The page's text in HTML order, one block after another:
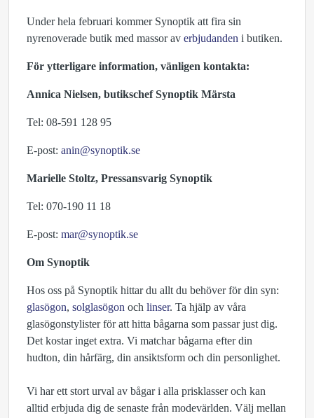
Under hela februari kommer Synoptik att fira sin
nyrenoverade butik med massor av erbjudanden i butiken.
För ytterligare information, vänligen kontakta:
Annica Nielsen, butikschef Synoptik Märsta
Tel: 08-591 128 95
E-post: anin@synoptik.se
Marielle Stoltz, Pressansvarig Synoptik
Tel: 070-190 11 18
E-post: mar@synoptik.se
Om Synoptik
Hos oss på Synoptik hittar du allt du behöver för din syn:
glasögon, solglasögon och linser. Ta hjälp av våra
glasögonstylister för att hitta bågarna som passar just dig.
Det kostar inget extra. Vi matchar bågarna efter din
hudton, din hårfärg, din ansiktsform och din personlighet.
Vi har ett stort urval av bågar i alla prisklasser och kan
alltid erbjuda dig de senaste från modevärlden. Välj mellan